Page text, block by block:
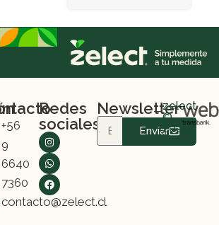
+56
9
6640
7360
contacto@zelect.cl
Redes
sociales
Newsletter
Enviar
zelect
©
2025